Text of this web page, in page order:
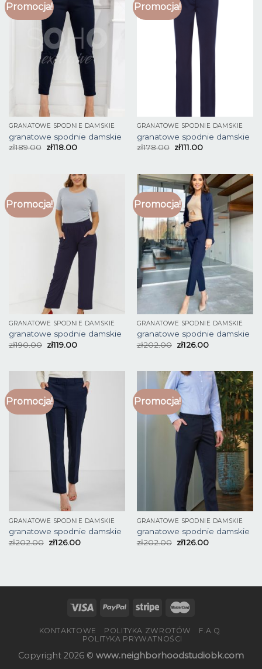
Promocja!
GRANATOWE SPODNIE DAMSKIE
granatowe spodnie damskie
zł189.00 zł118.00
Promocja!
GRANATOWE SPODNIE DAMSKIE
granatowe spodnie damskie
zł178.00 zł111.00
Promocja!
GRANATOWE SPODNIE DAMSKIE
granatowe spodnie damskie
zł190.00 zł119.00
Promocja!
GRANATOWE SPODNIE DAMSKIE
granatowe spodnie damskie
zł202.00 zł126.00
Promocja!
GRANATOWE SPODNIE DAMSKIE
granatowe spodnie damskie
zł202.00 zł126.00
Promocja!
GRANATOWE SPODNIE DAMSKIE
granatowe spodnie damskie
zł202.00 zł126.00
KONTAKTOWE POLITYKA ZWROTÓW
F.A.Q
POLITYKA PRYWATNOŚCI
Copyright 2026 © www.neighborhoodstudiobk.com